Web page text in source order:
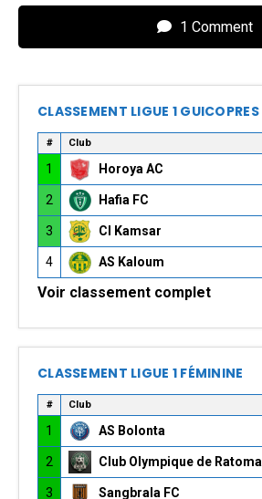
1 Comment
CLASSEMENT LIGUE 1 GUICOPRES
# Club
1 Horoya AC
2 Hafia FC
3 CI Kamsar
4 AS Kaloum
Voir classement complet
CLASSEMENT LIGUE 1 FÉMININE
# Club
1 AS Bolonta
2 Club Olympique de Ratoma
3 Sangbrala FC